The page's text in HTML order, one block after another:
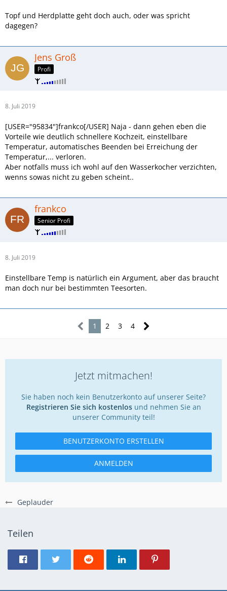
Geplauder
Topf und Herdplatte geht doch auch, oder was spricht
dagegen?
Jens Groß
Profi
8. Juli 2019
[USER="95834"]frankco[/USER] Naja - dann gehen eben die
Vorteile wie deutlich schnellere Kochzeit, einstellbare
Temperatur, automatisches Beenden bei Erreichung der
Temperatur,... verloren.
Aber notfalls muss ich wohl auf den Wasserkocher verzichten,
wenns sowas nicht zu geben scheint..
frankco
Senior Profi
8. Juli 2019
Einstellbare Temp is natürlich ein Argument, aber das braucht
man doch nur bei bestimmten Teesorten.
1 2 3 4
Jetzt mitmachen!
Sie haben noch kein Benutzerkonto auf unserer Seite?
Registrieren Sie sich kostenlosund nehmen Sie an
unserer Community teil!
BENUTZERKONTO ERSTELLEN
ANMELDEN
Teilen